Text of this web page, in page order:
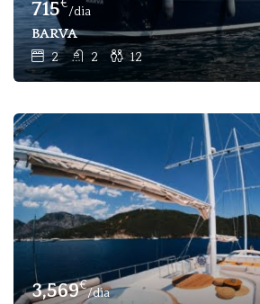
715€
/dia
BARVA
2 2 12
3,569€
/dia